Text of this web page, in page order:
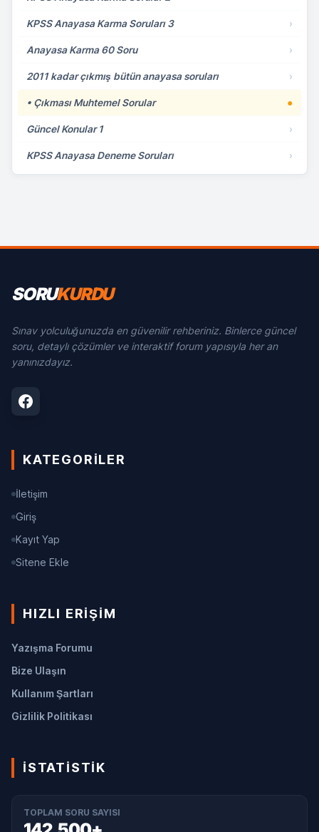
KPSS Anayasa Karma Soruları 3 ›
Anayasa Karma 60 Soru ›
2011 kadar çıkmış bütün anayasa soruları ›
• Çıkması Muhtemel Sorular ●
Güncel Konular 1 ›
KPSS Anayasa Deneme Soruları ›
SORUKURDU
Sınav yolculuğunuzda en güvenilir rehberiniz. Binlerce güncel
soru, detaylı çözümler ve interaktif forum yapısıyla her an
yanınızdayız.
KATEGORILER
İletişim
Giriş
Kayıt Yap
Sitene Ekle
HIZLI ERIŞIM
Yazışma Forumu
Bize Ulaşın
Kullanım Şartları
Gizlilik Politikası
İSTATISTIK
TOPLAM SORU SAYISI